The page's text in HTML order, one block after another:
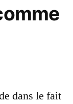
dans le fait